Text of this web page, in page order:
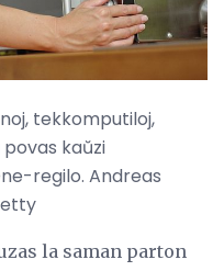
tekkomputiloj,
kaŭzi
regilo. Andreas
la saman parton